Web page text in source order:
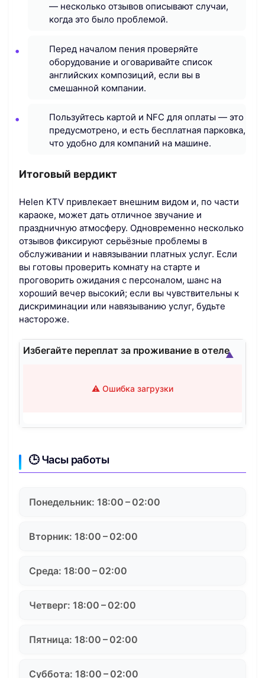
— несколько отзывов описывают случаи,
когда это было проблемой.
Перед началом пения проверяйте
оборудование и оговаривайте список
английских композиций, если вы в
смешанной компании.
Пользуйтесь картой и NFC для оплаты — это
предусмотрено, и есть бесплатная парковка,
что удобно для компаний на машине.
Итоговый вердикт
Helen KTV привлекает внешним видом и, по части
караоке, может дать отличное звучание и
праздничную атмосферу. Одновременно несколько
отзывов фиксируют серьёзные проблемы в
обслуживании и навязывании платных услуг. Если
вы готовы проверить комнату на старте и
проговорить ожидания с персоналом, шанс на
хороший вечер высокий; если вы чувствительны к
дискриминации или навязыванию услуг, будьте
настороже.
Избегайте переплат за проживание в отеле
⚠️ Ошибка загрузки
▲
🕒 Часы работы
Понедельник: 18:00 – 02:00
Вторник: 18:00 – 02:00
Среда: 18:00 – 02:00
Четверг: 18:00 – 02:00
Пятница: 18:00 – 02:00
Суббота: 18:00 – 02:00